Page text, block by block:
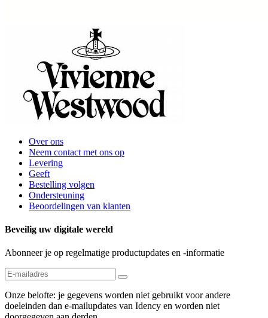
Over ons
Neem contact met ons op
Levering
Geeft
Bestelling volgen
Ondersteuning
Beoordelingen van klanten
Beveilig uw digitale wereld
Abonneer je op regelmatige productupdates en -informatie
Onze belofte: je gegevens worden niet gebruikt voor andere
doeleinden dan e-mailupdates van Idency en worden niet